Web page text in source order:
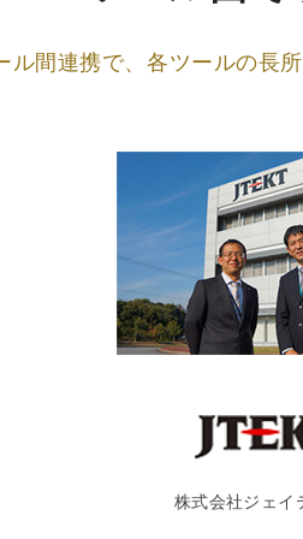
ル間連携で、各ツールの長
株式会社ジェイ